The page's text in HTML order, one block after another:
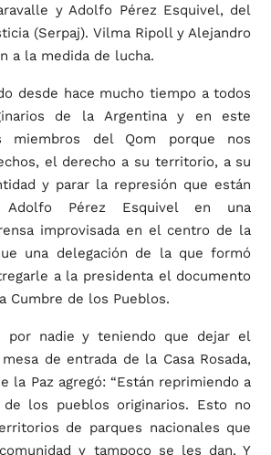
y Adolfo Pérez Esquivel, del
(Serpaj). Vilma Ripoll y Alejandro
a la medida de lucha.
desde hace mucho tiempo a todos
de la Argentina y en este
miembros del Qom porque nos
el derecho a su territorio, a su
y parar la represión que están
Adolfo Pérez Esquivel en una
improvisada en el centro de la
una delegación de la que formó
a la presidenta el documento
Cumbre de los Pueblos.
por nadie y teniendo que dejar el
de entrada de la Casa Rosada,
la Paz agregó: “Están reprimiendo a
de los pueblos originarios. Esto no
de parques nacionales que
y tampoco se les dan. Y